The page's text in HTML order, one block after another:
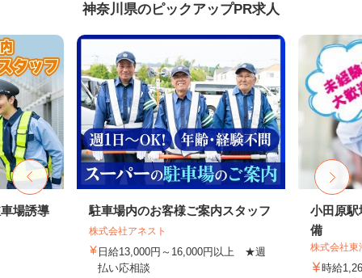
神奈川県のピックアップPR求人
場誘導 駐車場内のお客様ご案内スタッフ
株式会社アネスト
日給13,000円～16,000円以上 ★週
払い応相談
小田原駅
備
株式会社
時給